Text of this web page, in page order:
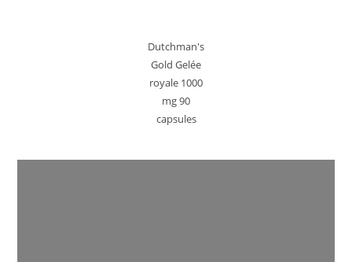
Dutchman's
Gold Gelée
royale 1000
mg 90
capsules